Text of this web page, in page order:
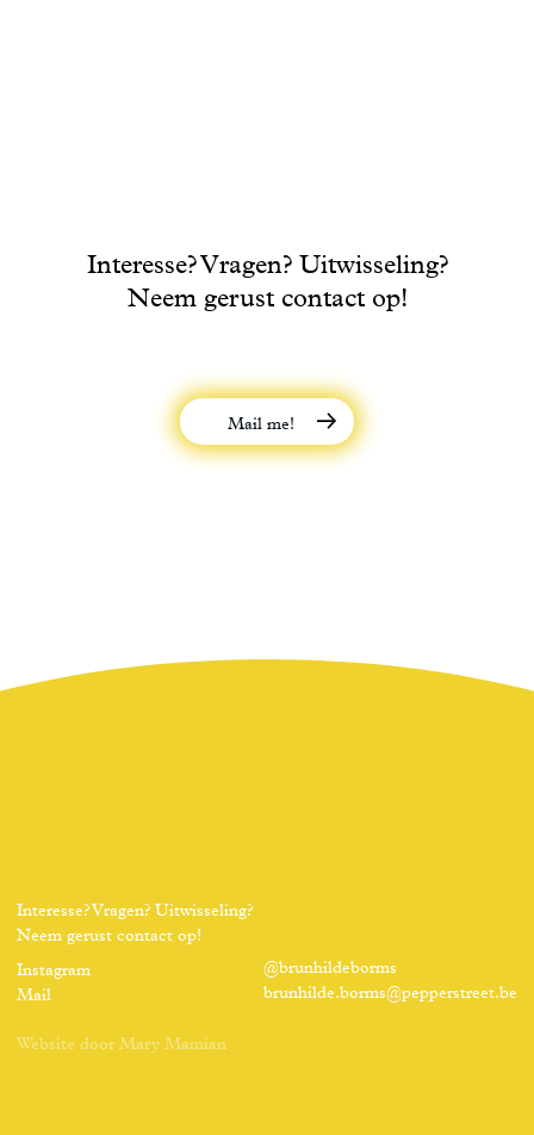
Interesse? Vragen? Uitwisseling?
Neem gerust contact op!
Mail me!
Interesse? Vragen? Uitwisseling?
Neem gerust contact op!
Instagram
@brunhildeborms
Mail
brunhilde.borms@pepperstreet.be
Website door Mary Mamian